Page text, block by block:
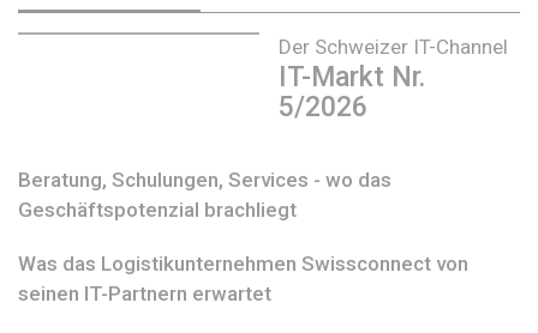
Der Schweizer IT-Channel
IT-Markt Nr.
5/2026
Beratung, Schulungen, Services - wo das
Geschäftspotenzial brachliegt
Was das Logistikunternehmen Swissconnect von
seinen IT-Partnern erwartet